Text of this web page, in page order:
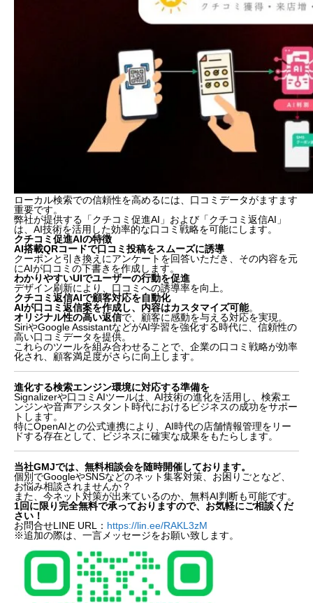
ローカル検索での信頼性を高めるには、口コミデータがますます
重要です。
弊社が提供する「クチコミ促進AI」および「クチコミ返信AI」
は、AI技術を活用した効率的な口コミ戦略を可能にします。
クチコミ促進AIの特徴
AI搭載QRコードで口コミ投稿をスムーズに誘導
クーポンと引き換えにアンケートを回答いただき、その内容を元
にAIが口コミの下書きを作成します。
わかりやすいUIでユーザーの行動を促進
デザイン刷新により、口コミへの誘導率を向上。
クチコミ返信AIで顧客対応を自動化
AIが口コミ返信案を作成し、内容はカスタマイズ可能。
オリジナル性の高い返信で、顧客に感動を与える対応を実現。
SiriやGoogle AssistantなどがAI学習を強化する時代に、信頼性の
高い口コミデータを提供。
これらのツールを組み合わせることで、企業の口コミ戦略が効率
化され、顧客満足度がさらに向上します。
進化する検索エンジン環境に対応する準備を
Signalizerや口コミAIツールは、AI技術の進化を活用し、検索エ
ンジンや音声アシスタント時代におけるビジネスの成功をサポー
トします。
特にOpenAIとの公式連携により、AI時代の店舗情報管理をリー
ドする存在として、ビジネスに確実な成果をもたらします。
当社GMJでは、無料相談会を随時開催しております。
個別でGoogleやSNSなどのネット集客対策、お困りごとなど、
お悩み相談されませんか？
また、今ネット対策が出来ているのか、無料AI判断も可能です。
1回に限り完全無料で承っておりますので、お気軽にご相談くだ
さい！
お問合せLINE URL： https://lin.ee/RAKL3zM
※追加の際は、一言メッセージをお願い致します。